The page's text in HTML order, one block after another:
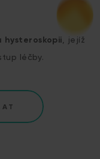
hysteroskopii , jejíž
léčby.